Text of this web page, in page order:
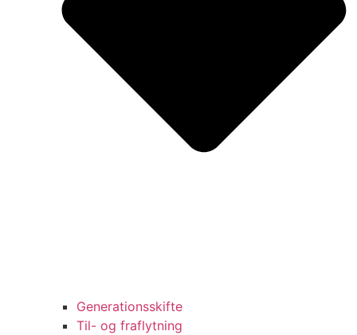
Generationsskifte
Til- og fraflytning